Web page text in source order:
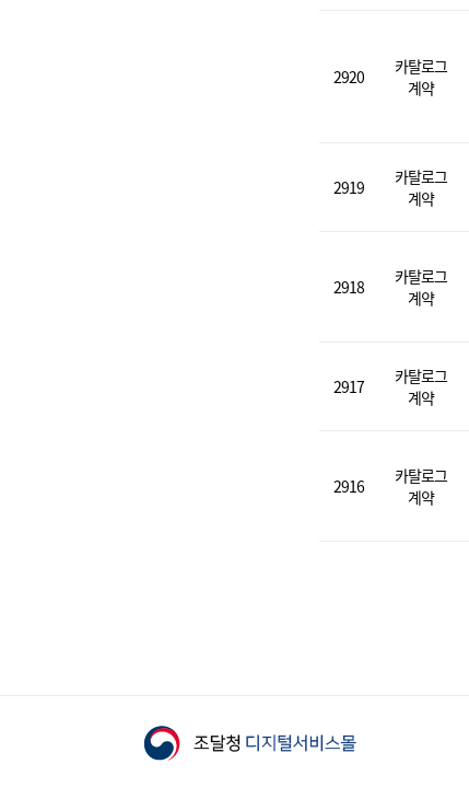
2920
카탈로그
계약
2919
카탈로그
계약
2918
카탈로그
계약
2917
카탈로그
계약
2916
카탈로그
계약